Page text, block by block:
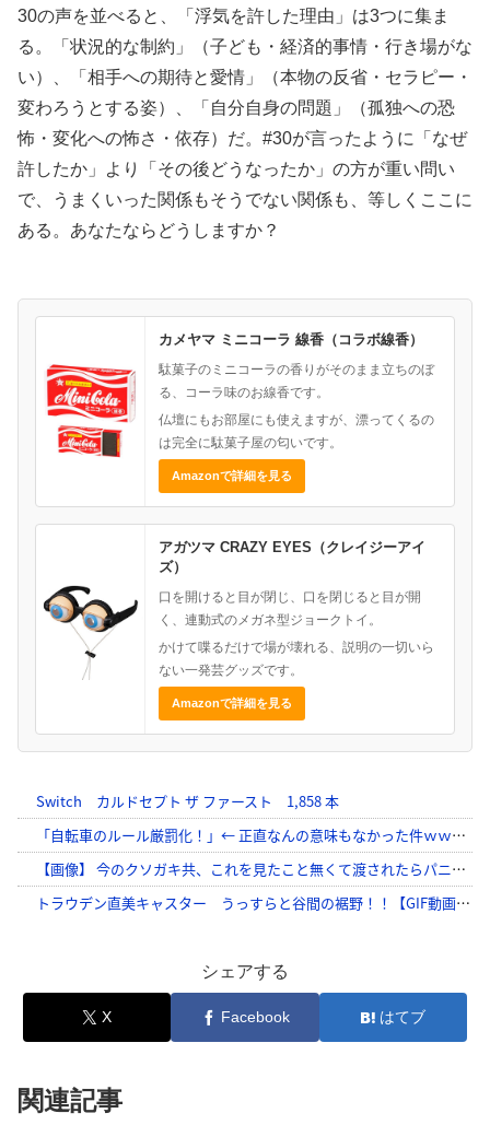
30の声を並べると、「浮気を許した理由」は3つに集ま
る。「状況的な制約」（子ども・経済的事情・行き場がな
い）、「相手への期待と愛情」（本物の反省・セラピー・
変わろうとする姿）、「自分自身の問題」（孤独への恐
怖・変化への怖さ・依存）だ。#30が言ったように「なぜ
許したか」より「その後どうなったか」の方が重い問い
で、うまくいった関係もそうでない関係も、等しくここに
ある。あなたならどうしますか？
カメヤマ ミニコーラ 線香（コラボ線香）
駄菓子のミニコーラの香りがそのまま立ちのぼ
る、コーラ味のお線香です。
仏壇にもお部屋にも使えますが、漂ってくるの
は完全に駄菓子屋の匂いです。
Amazonで詳細を見る
アガツマ CRAZY EYES（クレイジーアイ
ズ）
口を開けると目が閉じ、口を閉じると目が開
く、連動式のメガネ型ジョークトイ。
かけて喋るだけで場が壊れる、説明の一切いら
ない一発芸グッズです。
Amazonで詳細を見る
シェアする
X Facebook はてブ
関連記事